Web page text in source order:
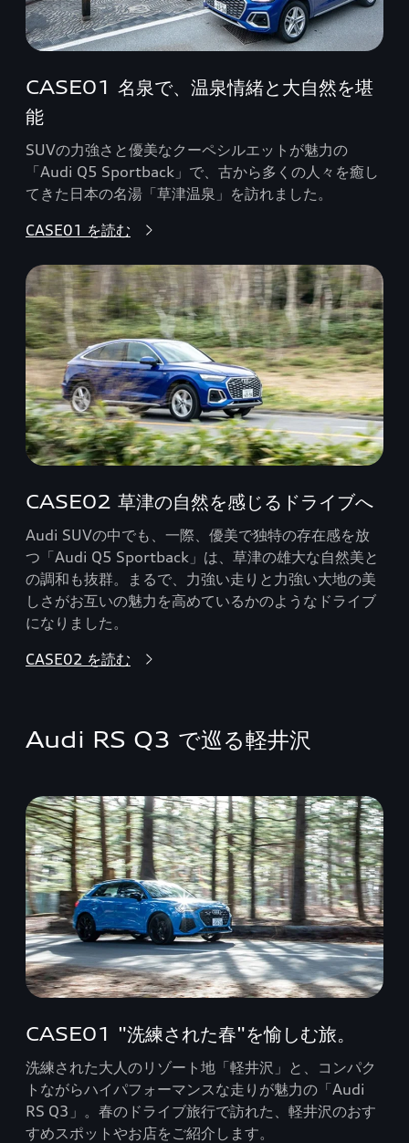
CASE01 名泉で、温泉情緒と大自然を堪
能
SUVの力強さと優美なクーペシルエットが魅力の
「Audi Q5 Sportback」で、古から多くの人々を癒し
てきた日本の名湯「草津温泉」を訪れました。
CASE01 を読む
CASE02 草津の自然を感じるドライブへ
Audi SUVの中でも、一際、優美で独特の存在感を放
つ「Audi Q5 Sportback」は、草津の雄大な自然美と
の調和も抜群。まるで、力強い走りと力強い大地の美
しさがお互いの魅力を高めているかのようなドライブ
になりました。
CASE02 を読む
Audi RS Q3 で巡る軽井沢
CASE01 "洗練された春"を愉しむ旅。
洗練された大人のリゾート地「軽井沢」と、コンパク
トながらハイパフォーマンスな走りが魅力の「Audi
RS Q3」。春のドライブ旅行で訪れた、軽井沢のおす
すめスポットやお店をご紹介します。